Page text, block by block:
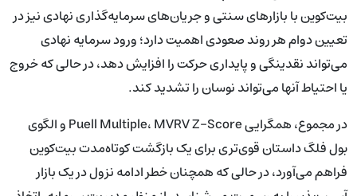
بیت‌کوین با بازارهای سنتی و جریان‌های سرمایه‌گذاری نهادی نیز در
تعیین دوام هر روند صعودی اهمیت دارد؛ ورود سرمایه نهادی
می‌تواند نقدینگی و پایداری حرکت را افزایش دهد، در حالی که خروج
یا احتیاط آنها می‌تواند نوسان را تشدید کند.
در مجموع، همگرایی Puell Multiple، MVRV Z-Score و الگوی
بول فلگ داستان قوی‌تری برای یک بازگشت کوتاه‌مدت بیت‌کوین
فراهم می‌آورد، در حالی که همچنان خطر ادامه نزول در یک بازار